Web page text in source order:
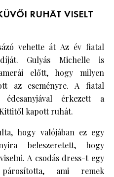
RUHÁT VISELT
vehette át Az év fiatal
Gulyás Michelle is
előtt, hogy milyen
az eseményre. A fiatal
érkezett a
kapott ruhát.
hogy valójában ez egy
beleszeretett, hogy
A csodás dress-t egy
ami remek